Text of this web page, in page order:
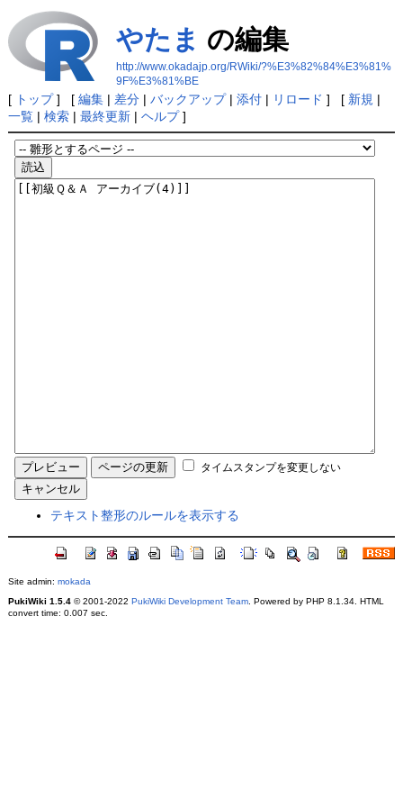
やたま の編集
http://www.okadajp.org/RWiki/?%E3%82%84%E3%81%
9F%E3%81%BE
[ トップ] [ 編集| 差分| バックアップ| 添付| リロード ] [ 新規 |
一覧| 検索| 最終更新| ヘルプ]
タイムスタンプを変更しない
テキスト整形のルールを表示する
Site admin: mokada
PukiWiki 1.5.4© 2001-2022 PukiWiki Development Team. Powered by PHP 8.1.34. HTML
convert time: 0.007 sec.